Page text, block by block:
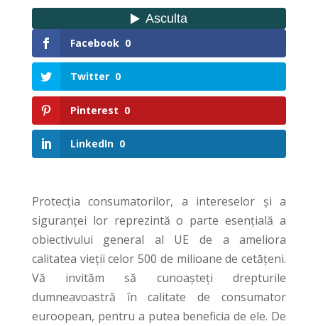
Facebook 0
Twitter 0
Pinterest 0
LinkedIn 0
Protecţia consumatorilor, a intereselor şi a
siguranţei lor reprezintă o parte esenţială a
obiectivului general al UE de a ameliora
calitatea vieţii celor 500 de milioane de cetățeni.
Vă invităm să cunoaşteţi drepturile
dumneavoastră în calitate de consumator
euroopean, pentru a putea beneficia de ele. De